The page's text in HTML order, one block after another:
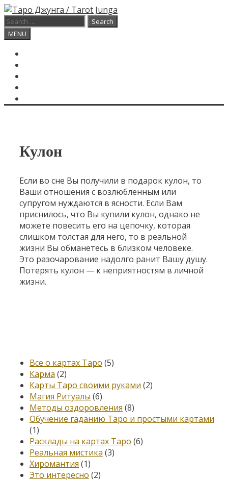
Skip
to
content
Search
for:
Search
MENU
Кулон
Если во сне Вы получили в подарок кулон, то
Ваши отношения с возлюбленным или
супругом нуждаются в ясности. Если Вам
приснилось, что Вы купили кулон, однако не
можете повесить его на цепочку, которая
слишком толстая для него, то в реальной
жизни Вы обманетесь в близком человеке.
Это разочарование надолго ранит Вашу душу.
Потерять кулон — к неприятностям в личной
жизни.
Все о картах Таро (5)
Карма (2)
Карты Таро своими руками (2)
Магия Ритуалы (6)
Методы оздоровления (8)
Обучение гаданию Таро и простыми картами
(1)
Расклады на картах Таро (6)
Реальная мистика (3)
Хиромантия (1)
Это интересно (2)